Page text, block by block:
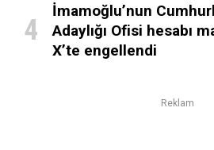
İmamoğlu’nun
Adaylığı Ofisi hesabı
X’te engellendi
Reklam